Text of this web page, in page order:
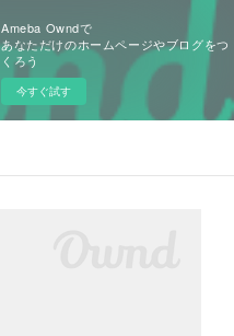
Ameba Owndで
あなただけのホームページやブログをつ
くろう
今すぐ試す